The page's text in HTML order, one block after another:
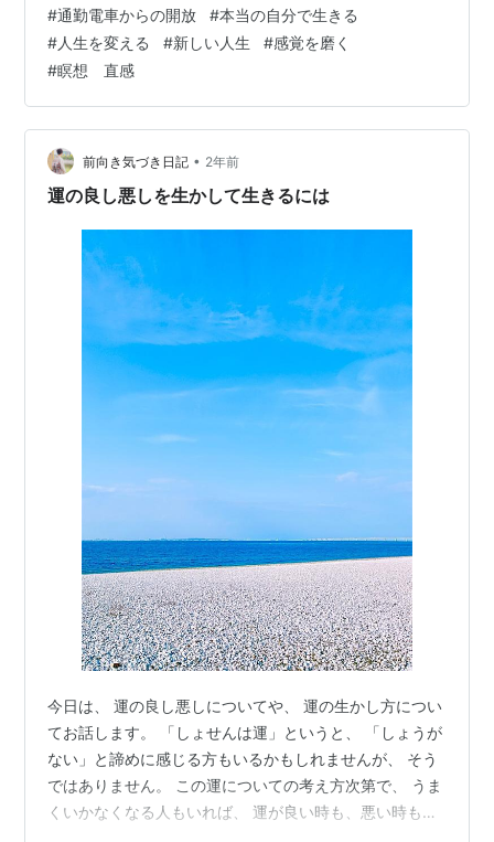
今日も長くなりましたが、 とても大事なお話しなので、
ぜひ最後まで読んでみてくださいね(^^) 昨日の記事はこ
ちらです。↓ 「感覚を磨いて繊細になることと鈍感力は
両立する…
#通勤電車からの開放 #本当の自分で生きる
#人生を変える #新しい人生 #感覚を磨く
#瞑想 直感
前向き気づき日記 • 2年前
運の良し悪しを生かして生きるには
今日は、 運の良し悪しについてや、 運の生かし方につい
てお話します。 「しょせんは運」というと、 「しょうが
ない」と諦めに感じる方もいるかもしれませんが、 そう
ではありません。 この運についての考え方次第で、 うま
くいかなくなる人もいれば、 運が良い時も、悪い時も、